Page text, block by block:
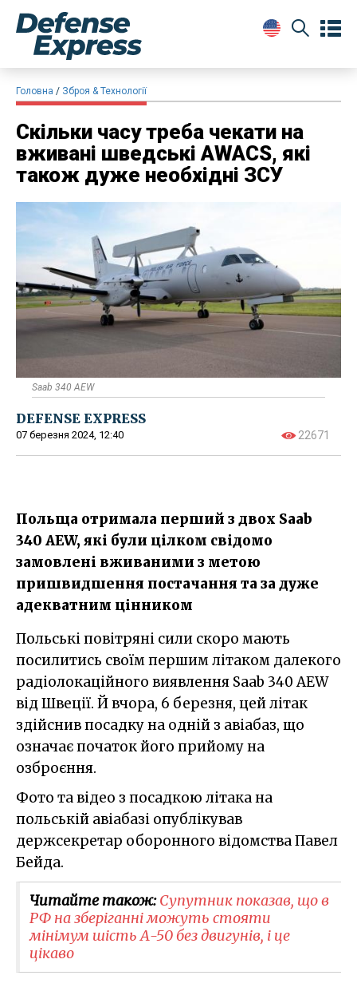
Головна Зброя & Технології
Скільки часу треба чекати на
вживані шведські AWACS, які
також дуже необхідні ЗСУ
Saab 340 AEW
DEFENSE EXPRESS
07 березня 2024, 12:40 22671
Польща отримала перший з двох Saab
340 AEW, які були цілком свідомо
замовлені вживаними з метою
пришвидшення постачання та за дуже
адекватним цінником
Польські повітряні сили скоро мають
посилитись своїм першим літаком далекого
радіолокаційного виявлення Saab 340 AEW
від Швеції. Й вчора, 6 березня, цей літак
здійснив посадку на одній з авіабаз, що
означає початок його прийому на
озброєння.
Фото та відео з посадкою літака на
польській авіабазі опублікував
держсекретар оборонного відомства Павел
Бейда.
Читайте також:Супутник показав, що в
РФ на зберіганні можуть стояти
мінімум шість А-50 без двигунів, і це
цікаво